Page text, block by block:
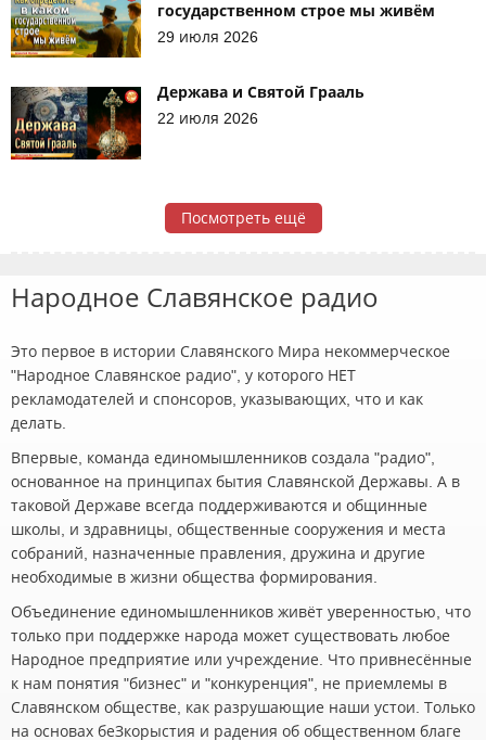
государственном строе мы живём
29 июля 2026
Держава и Святой Грааль
22 июля 2026
Посмотреть ещё
Народное Славянское радио
Это первое в истории Славянского Мира некоммерческое
"Народное Славянское радио", у которого НЕТ
рекламодателей и спонсоров, указывающих, что и как
делать.
Впервые, команда единомышленников создала "радио",
основанное на принципах бытия Славянской Державы. А в
таковой Державе всегда поддерживаются и общинные
школы, и здравницы, общественные сооружения и места
собраний, назначенные правления, дружина и другие
необходимые в жизни общества формирования.
Объединение единомышленников живёт уверенностью, что
только при поддержке народа может существовать любое
Народное предприятие или учреждение. Что привнесённые
к нам понятия "бизнес" и "конкуренция", не приемлемы в
Славянском обществе, как разрушающие наши устои. Только
на основах беЗкорыстия и радения об общественном благе